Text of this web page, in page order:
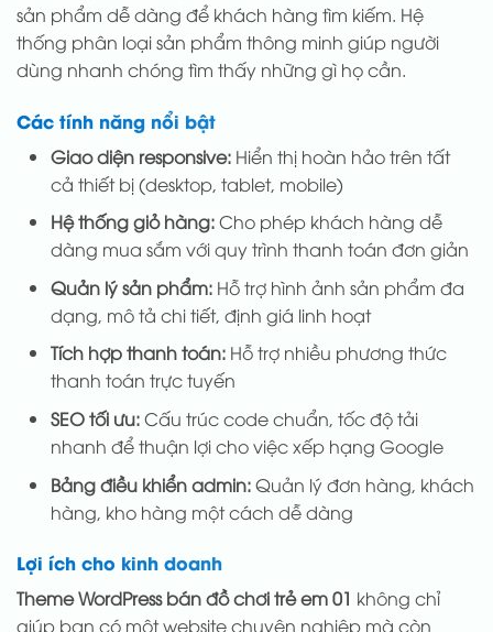
sản phẩm dễ dàng để khách hàng tìm kiếm. Hệ
thống phân loại sản phẩm thông minh giúp người
dùng nhanh chóng tìm thấy những gì họ cần.
Các tính năng nổi bật
Giao diện responsive:Hiển thị hoàn hảo trên tất
cả thiết bị (desktop, tablet, mobile)
Hệ thống giỏ hàng:Cho phép khách hàng dễ
dàng mua sắm với quy trình thanh toán đơn giản
Quản lý sản phẩm:Hỗ trợ hình ảnh sản phẩm đa
dạng, mô tả chi tiết, định giá linh hoạt
Tích hợp thanh toán:Hỗ trợ nhiều phương thức
thanh toán trực tuyến
SEO tối ưu:Cấu trúc code chuẩn, tốc độ tải
nhanh để thuận lợi cho việc xếp hạng Google
Bảng điều khiển admin:Quản lý đơn hàng, khách
hàng, kho hàng một cách dễ dàng
Lợi ích cho kinh doanh
Theme WordPress bán đồ chơi trẻ em 01 không chỉ
giúp bạn có một website chuyên nghiệp mà còn